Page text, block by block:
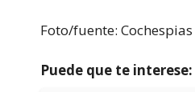
Foto/fuente: Cochespias
Puede que te interese: